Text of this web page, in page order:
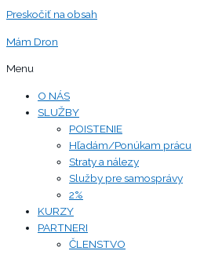
Preskočiť na obsah
Mám Dron
Menu
O NÁS
SLUŽBY
POISTENIE
Hľadám/Ponúkam prácu
Straty a nálezy
Služby pre samosprávy
2%
KURZY
PARTNERI
ČLENSTVO